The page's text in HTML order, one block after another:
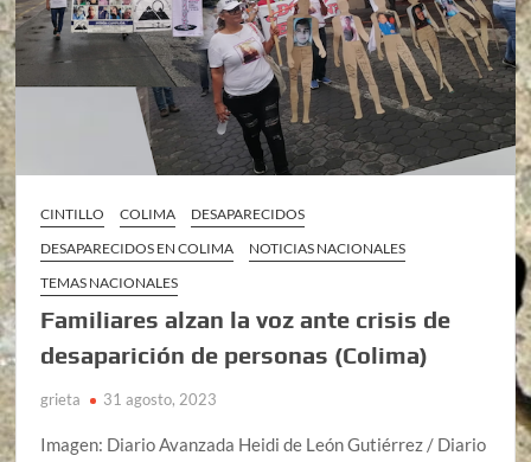
CINTILLO COLIMA
DESAPARECIDOS
DESAPARECIDOS EN COLIMA
NOTICIAS NACIONALES
TEMAS NACIONALES
Familiares alzan la voz ante crisis de
desaparición de personas (Colima)
grieta 31 agosto, 2023
Imagen: Diario Avanzada Heidi de León Gutiérrez / Diario